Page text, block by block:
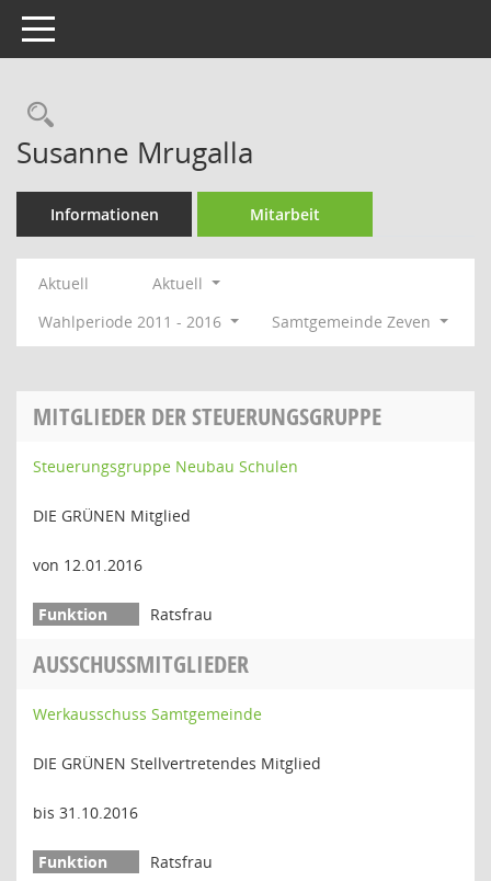
Toggle navigation
Rechercheauswahl
Susanne Mrugalla
Informationen Mitarbeit
Aktuell
Aktuell
Wahlperiode 2011 - 2016
Samtgemeinde Zeven
MITGLIEDER DER STEUERUNGSGRUPPE
Steuerungsgruppe Neubau Schulen
DIE GRÜNEN Mitglied
von 12.01.2016
Ratsfrau
AUSSCHUSSMITGLIEDER
Werkausschuss Samtgemeinde
DIE GRÜNEN Stellvertretendes Mitglied
bis 31.10.2016
Ratsfrau